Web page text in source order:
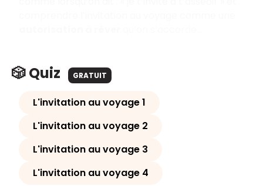
🎲 Quiz GRATUIT
L'invitation au voyage 1
L'invitation au voyage 2
L'invitation au voyage 3
L'invitation au voyage 4